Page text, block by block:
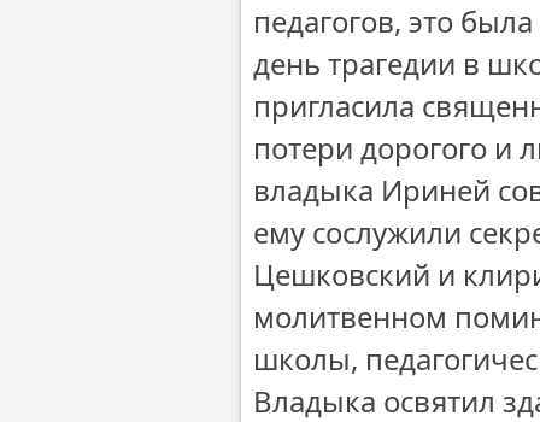
педагогов, это
день трагедии в
пригласила
потери дорогого и
владыка Ириней
ему сослужили
Цешковский и
молитвенном
школы,
Владыка освятил